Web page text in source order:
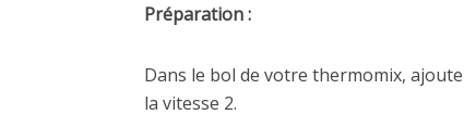
Préparation :
Dans le bol de votre thermomix,
la vitesse 2.